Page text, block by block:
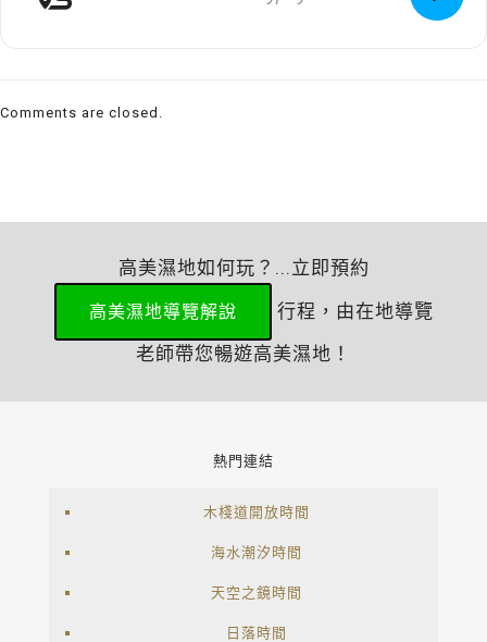
Comments are closed.
高美濕地如何玩？...立即預約
高美濕地導覽解說
行程，由在地導覽
老師帶您暢遊高美濕地！
熱門連結
木棧道開放時間
海水潮汐時間
天空之鏡時間
日落時間